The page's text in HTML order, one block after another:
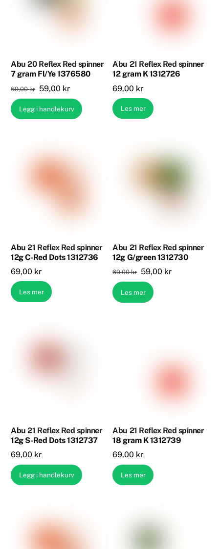
Abu 20 Reflex Red spinner
7 gram Fl/Ye 1376580
69,00kr Opprinnelig
pris
var:
59,00 krNåværende
pris
er:
Legg i handlekurv
Abu 21 Reflex Red spinner
12 gram K 1312726
69,00 kr
Les mer
Abu 21 Reflex Red spinner
12g C-Red Dots 1312736
69,00 kr
Les mer
Abu 21 Reflex Red spinner
12g G/green 1312730
69,00kr Opprinnelig
pris
var:
59,00 krNåværende
Les mer
Abu 21 Reflex Red spinner
12g S-Red Dots 1312737
69,00 kr
Legg i handlekurv
Abu 21 Reflex Red spinner
18 gram K 1312739
69,00 kr
Les mer